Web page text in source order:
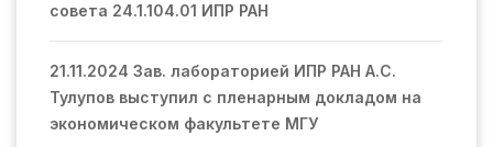
совета 24.1.104.01 ИПР РАН
21.11.2024 Зав. лабораторией ИПР РАН А.С.
Тулупов выступил с пленарным докладом на
экономическом факультете МГУ